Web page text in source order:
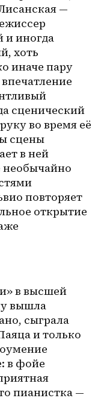
—
иногда
хоть
иначе пару
сценический
во время её
сцены
в ней
необычайно
повторяет
открытие
в высшей
вышла
сыграла
и только
в фойе
пианистка —